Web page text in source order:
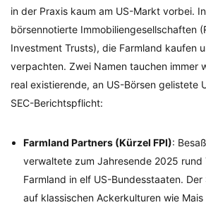
in der Praxis kaum am US-Markt vorbei.
börsennotierte Immobiliengesellschaften
Investment Trusts), die Farmland kaufen
verpachten. Zwei Namen tauchen immer
real existierende, an US-Börsen gelistete
SEC-Berichtspflicht:
Farmland Partners (Kürzel FPI):
verwaltete zum Jahresende 2025 rund
Farmland in elf US-Bundesstaaten.
auf klassischen Ackerkulturen wie